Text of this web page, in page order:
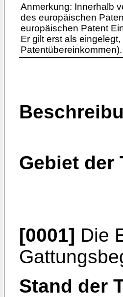
Anmerkung: Innerhalb
des europäischen
europäischen Patent
Er gilt erst als
Patentübereinkommen).
Gebiet der
[0001] Die
Stand der